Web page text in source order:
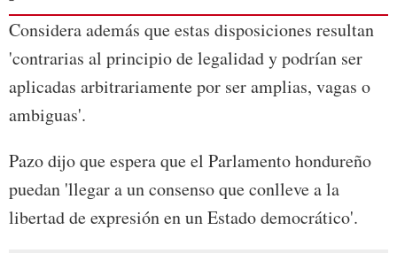
Considera además que estas disposiciones resultan
'contrarias al principio de legalidad y podrían ser
aplicadas arbitrariamente por ser amplias, vagas o
ambiguas'.
Pazo dijo que espera que el Parlamento hondureño
puedan 'llegar a un consenso que conlleve a la
libertad de expresión en un Estado democrático'.